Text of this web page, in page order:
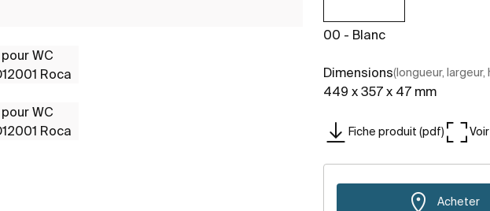
00 - Blanc
Dimensions(longueur, largeur,
449 x 357 x 47 mm
Fiche produit (pdf)
Acheter